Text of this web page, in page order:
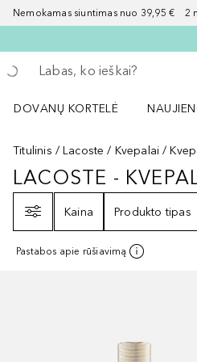
Nemokamas siuntimas nuo 39,95 €
Grįžk atgal
Vykdykite paiešką
DOVANŲ KORTELĖ
Titulinis
Lacoste Kvepalai
LACOSTE -
LACOSTE -
Kaina
Produkto tipas
Pastabos apie rūšiavimą